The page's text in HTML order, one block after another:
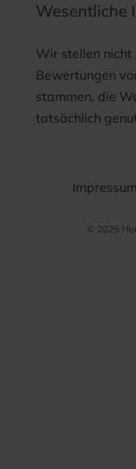
Wesentliche
Wir stellen
Bewertungen
stammen, die
tatsächlich
Impressum
© 2025